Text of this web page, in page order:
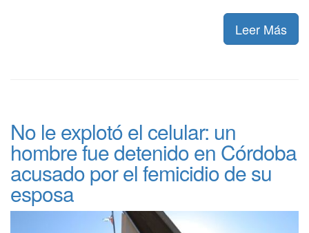
Leer Más
No le explotó el celular: un
hombre fue detenido en Córdoba
acusado por el femicidio de su
esposa